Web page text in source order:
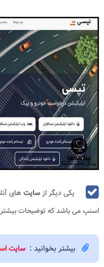
یکی دیگر ازسایت های
اسنپ می باشد که توضیحات
بیشتر بخوانید : سایت